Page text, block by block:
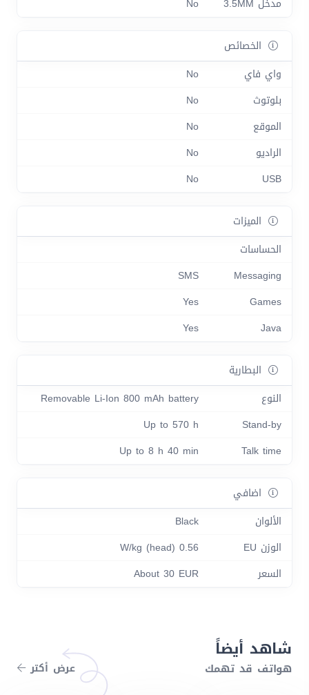
الخصائص
واي فاي
No
بلوتوث
No
الموقع
No
الراديو
No
USB
No
الميزات
الحساسات
Messaging
SMS
Games
Yes
Java
Yes
البطارية
النوع
Removable Li-Ion 800 mAh battery
Stand-by
Up to 570 h
Talk time
Up to 8 h 40 min
اضافي
الألوان
Black
الوزن EU
0.56 W/kg (head)
السعر
About 30 EUR
شاهد أيضاً
هواتف قد تهمك عرض أكتر